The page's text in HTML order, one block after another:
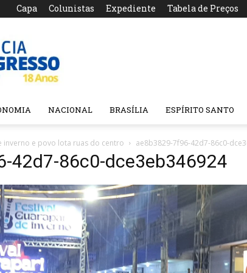
Capa Colunistas Expediente Tabela de Preços
NACIONAL BRASÍLIA ESPÍRITO SANTO
inverno e povo lota ruas do centro ae8b3829-7f96-42d7-86c0-
42d7-86c0-dce3eb346924